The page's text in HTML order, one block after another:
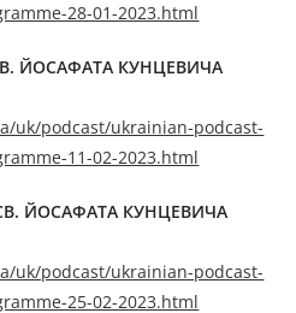
28-01-2023.html
ЙОСАФАТА КУНЦЕВИЧА
uk/podcast/ukrainian-podcast-
11-02-2023.html
ЙОСАФАТА КУНЦЕВИЧА
uk/podcast/ukrainian-podcast-
25-02-2023.html